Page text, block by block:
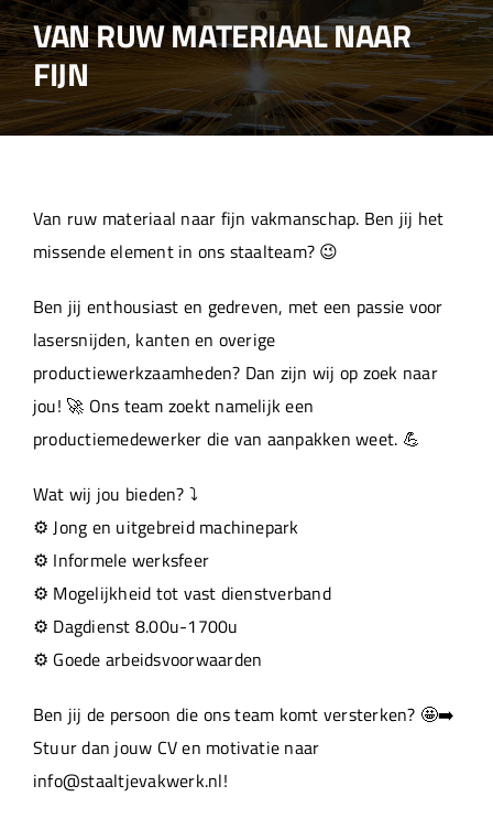
Home
Over ons
Projecten
Machinepark
Werken bij
VAN RUW MATERIAAL NAAR
FIJN
Van ruw materiaal naar fijn vakmanschap. Ben jij het
missende element in ons staalteam? 😉
Ben jij enthousiast en gedreven, met een passie voor
lasersnijden, kanten en overige
productiewerkzaamheden? Dan zijn wij op zoek naar
jou! 🚀 Ons team zoekt namelijk een
productiemedewerker die van aanpakken weet. 💪
Wat wij jou bieden? ⤵️
⚙️ Jong en uitgebreid machinepark
⚙️ Informele werksfeer
⚙️ Mogelijkheid tot vast dienstverband
⚙️ Dagdienst 8.00u-1700u
⚙️ Goede arbeidsvoorwaarden
Ben jij de persoon die ons team komt versterken? 🤩➡️
Stuur dan jouw CV en motivatie naar
info@staaltjevakwerk.nl!